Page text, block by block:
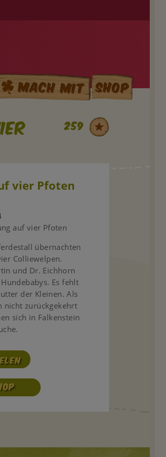
Mach mit Shop
259
vier Pfoten
auf vier Pfoten
übernachten
Colliewelpen.
und Dr. Eichhorn
Es fehlt
der Kleinen. Als
nicht zurückgekehrt
sich in Falkenstein